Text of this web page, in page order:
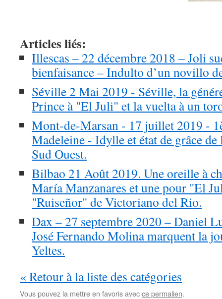
Articles liés:
Illescas – 22 décembre 2018 – Joli
bienfaisance – Indulto d’un novillo
Séville 2 Mai 2019 - Séville, la
Prince à "El Juli" et la vuelta à un
Mont-de-Marsan - 17 juillet 2019 -
Madeleine - Idylle et état de grâce
Sud Ouest.
Bilbao 21 Août 2019. Une oreille à
María Manzanares et une pour "El
"Ruiseñor" de Victoriano del Rio.
Dax – 27 septembre 2020 – Daniel
José Fernando Molina marquent la
Yeltes.
« Retour à la liste des catégories
Vous pouvez la mettre en favoris avecce permalien.